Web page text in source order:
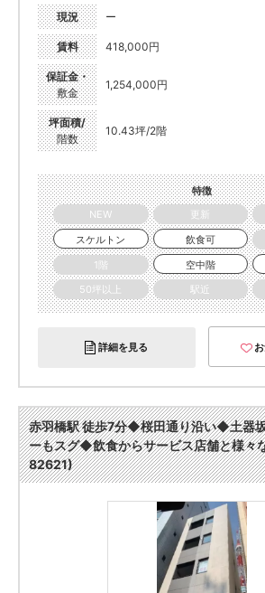
現況 ー
賃料 418,000円
保証金・
敷金
1,254,000円
坪面積/
階数
10.43坪/2階
特徴
NEW
更新
スケルトン
飲食可
1階
空中階
50坪以上
駅近
詳細を見る
赤羽橋駅 徒歩7分◆桜田通り沿い◆土器
ーもスグ◆飲食からサービス店舗と様々
82621)